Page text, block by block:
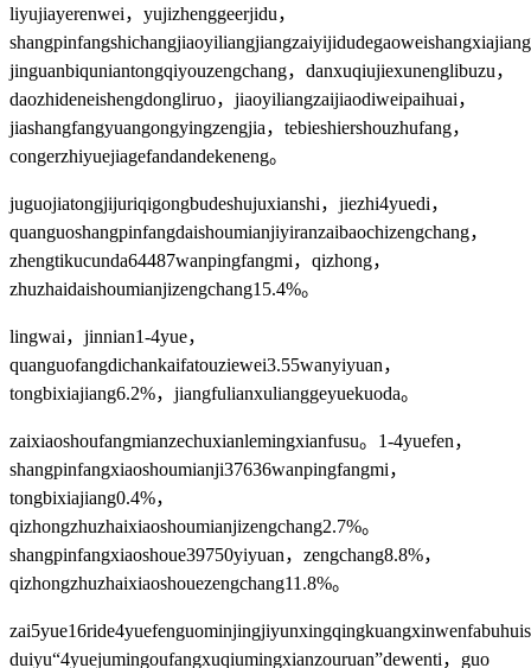
liyujiayerenwei，yujizhenggeerjidu，
jinguanbiquniantongqiyouzengchang，danxuqiujiexunenglibuzu，
daozhideneishengdongliruo，jiaoyiliangzaijiaodiweipaihuai，
jiashangfangyuangongyingzengjia，tebieshiershouzhufang，
congerzhiyuejiagefandandekeneng。
juguojiatongjijuriqigongbudeshujuxianshi，jiezhi4yuedi，
quanguoshangpinfangdaishoumianjiyiranzaibaochizengchang，
zhengtikucunda64487wanpingfangmi，qizhong，
zhuzhaidaishoumianjizengchang15.4%。
lingwai，jinnian1-4yue，
quanguofangdichankaifatouziewei3.55wanyiyuan，
tongbixiajiang6.2%，jiangfulianxulianggeyuekuoda。
zaixiaoshoufangmianzechuxianlemingxianfusu。1-4yuefen，
shangpinfangxiaoshoumianji37636wanpingfangmi，
tongbixiajiang0.4%，
qizhongzhuzhaixiaoshoumianjizengchang2.7%。
shangpinfangxiaoshoue39750yiyuan，zengchang8.8%，
qizhongzhuzhaixiaoshouezengchang11.8%。
duiyu“4yuejumingoufangxuqiumingxianzouruan”dewenti，guo